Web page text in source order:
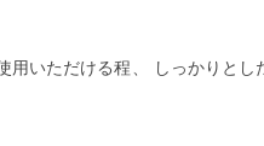
用いただける程、 しっかりとし